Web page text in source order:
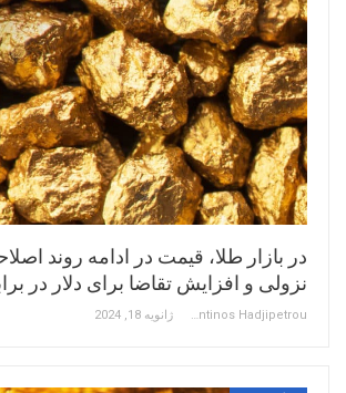
در بازار طلا، قیمت در ادامه روند
نزولی و افزایش تقاضا برای دلار در
Constantinos Hadjipetrou ژانویه 18, 2024